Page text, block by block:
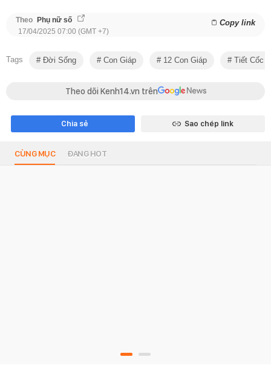
Theo Phụ nữ số Copy link
17/04/2025 07:00 (GMT +7)
Tags Đời Sống Con Giáp 12 Con Giáp Tiết Cốc
Theo dõi Kenh14.vn trên
Chia sẻ Sao chép link
CÙNG MỤC ĐANG HOT